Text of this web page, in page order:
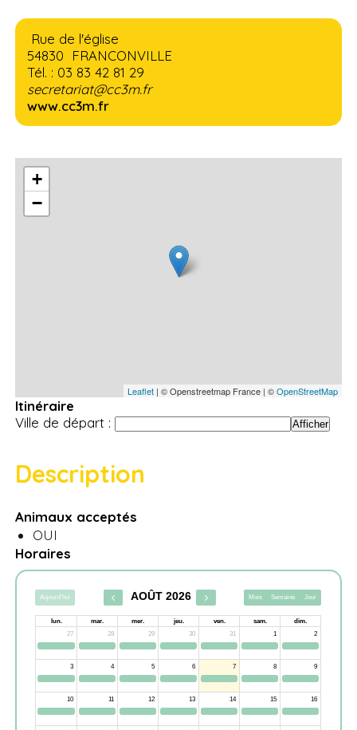
Rue de l'église
54830 FRANCONVILLE
Tél. : 03 83 42 81 29
secretariat@cc3m.fr
www.cc3m.fr
+
−
Leaflet| © Openstreetmap France | ©OpenStreetMap
Itinéraire
Ville de départ :
Description
Animaux acceptés
OUI
Horaires